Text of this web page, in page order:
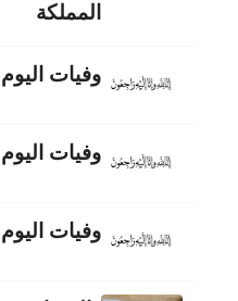
المملكة
وفيات اليوم الأحد
وفيات اليوم
وفيات اليوم